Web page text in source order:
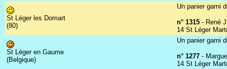
St Léger les Domart
(80)
Un panier garni
n° 1315 - René
14 St Léger
St Léger en Gaume
(Belgique)
Un panier garni
n° 1277 -
14 St Léger